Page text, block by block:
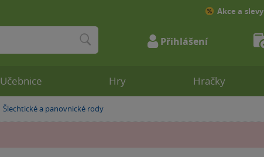
»
Šlechtické a panovnické rody
Učebnice Hry Hračky
Akce a slevy
Přihlášení